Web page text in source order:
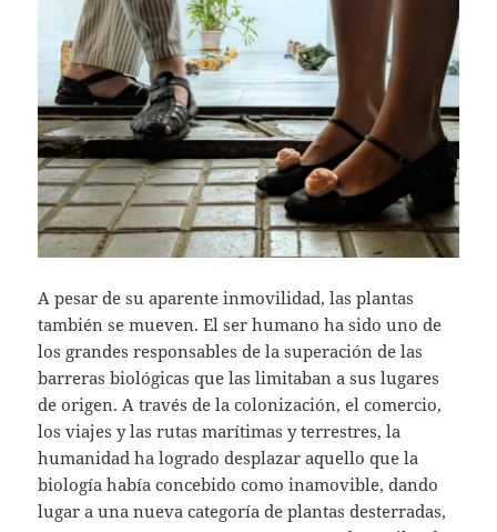
A pesar de su aparente inmovilidad, las plantas
también se mueven. El ser humano ha sido uno de
los grandes responsables de la superación de las
barreras biológicas que las limitaban a sus lugares
de origen. A través de la colonización, el comercio,
los viajes y las rutas marítimas y terrestres, la
humanidad ha logrado desplazar aquello que la
biología había concebido como inamovible, dando
lugar a una nueva categoría de plantas desterradas,